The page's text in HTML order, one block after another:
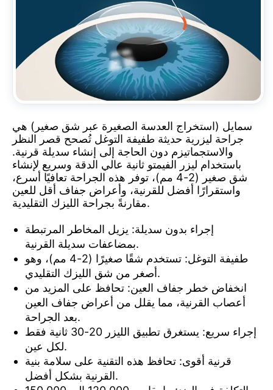
سمايل (استخراج العدسة الصغيرة عبر شق صغير) هي
جراحة ليزرية حديثة طفيفة التوغل تُصحح قصر النظر
والاستجماتيزم دون الحاجة إلى إنشاء سديلة قرنية.
باستخدام ليزر الفيمتو ثانية عالي الدقة وسريع لإنشاء
شق صغير (2-4 مم)، توفر هذه الجراحة تعافيًا أسرع،
واستقرارًا أفضل للقرنية، وأعراض جفاف أقل للعين
مقارنةً بجراحة الليزك التقليدية.
إجراء بدون سديلة: يزيل المخاطر المرتبطة
بمضاعفات سديلة القرنية.
طفيفة التوغل: تستخدم شقًا صغيرًا (2-4 مم)، وهو
أصغر من شق الليزك التقليدي.
انخفاض خطر جفاف العين: تحافظ على المزيد من
أعصاب القرنية، مما يقلل من أعراض جفاف العين
بعد الجراحة.
إجراء سريع: يستغرق تطبيق الليزر 20-30 ثانية فقط
لكل عين.
قرنية أقوى: تحافظ هذه التقنية على سلامة بنية
القرنية بشكل أفضل.